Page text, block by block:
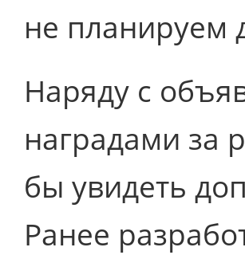
не планируем
Наряду с
наградами за
бы увидеть
Ранее